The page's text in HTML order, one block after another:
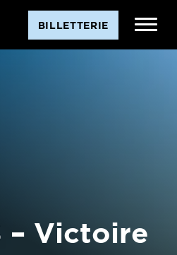
BILLETTERIE
– Victoire